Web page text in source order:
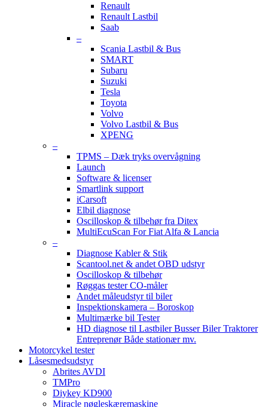
Renault
Renault Lastbil
Saab
–
Scania Lastbil & Bus
SMART
Subaru
Suzuki
Tesla
Toyota
Volvo
Volvo Lastbil & Bus
XPENG
–
TPMS – Dæk tryks overvågning
Launch
Software & licenser
Smartlink support
iCarsoft
Elbil diagnose
Oscilloskop & tilbehør fra Ditex
MultiEcuScan For Fiat Alfa & Lancia
–
Diagnose Kabler & Stik
Scantool.net & andet OBD udstyr
Oscilloskop & tilbehør
Røggas tester CO-måler
Andet måleudstyr til biler
Inspektionskamera – Boroskop
Multimærke bil Tester
HD diagnose til Lastbiler Busser Biler Traktorer
Entreprenør Både stationær mv.
Motorcykel tester
Låsesmedsudstyr
Abrites AVDI
TMPro
Diykey KD900
Miracle nøgleskæremaskine